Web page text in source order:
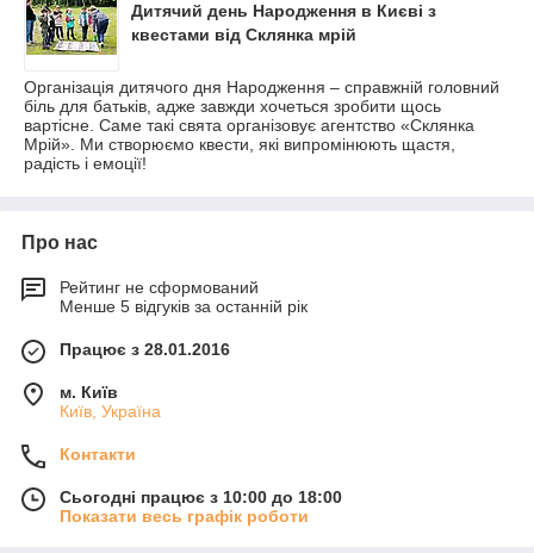
Дитячий день Народження в Києві з
квестами від Склянка мрій
Організація дитячого дня Народження – справжній головний
біль для батьків, адже завжди хочеться зробити щось
вартісне. Саме такі свята організовує агентство «Склянка
Мрій». Ми створюємо квести, які випромінюють щастя,
радість і емоції!
Про нас
Рейтинг не сформований
Менше 5 відгуків за останній рік
Працює з 28.01.2016
м. Київ
Київ, Україна
Контакти
Сьогодні працює з 10:00 до 18:00
Показати весь графік роботи